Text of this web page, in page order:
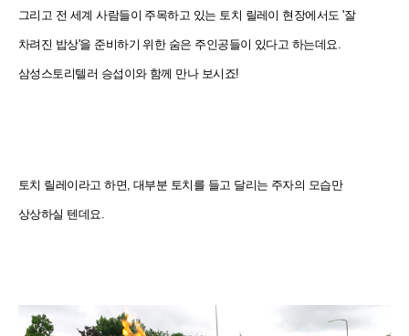
그리고 전 세계 사람들이 주목하고 있는 토치 릴레이 현장에서도 '잘
차려진 밥상'을 준비하기 위한 숨은 주인공들이 있다고 하는데요.
삼성스토리텔러 승섭이와 함께 만나 보시죠!
토치 릴레이라고 하면, 대부분 토치를 들고 달리는 주자의 모습만
상상하실 텐데요.